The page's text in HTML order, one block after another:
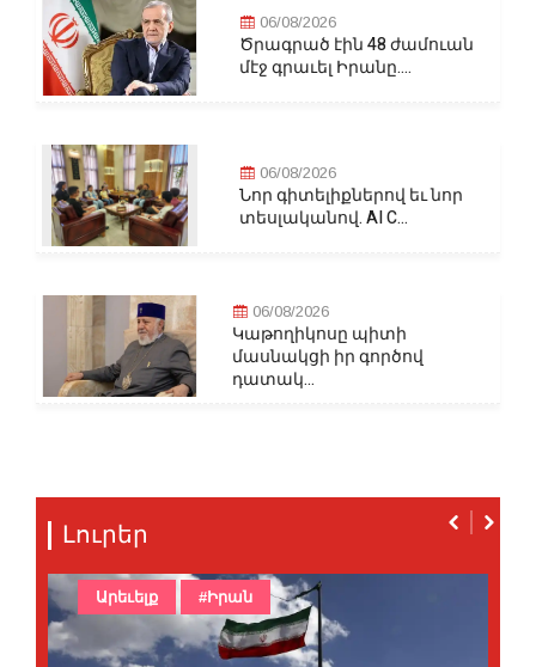
06/08/2026
Ծրագրած էին 48 ժամուան
մէջ գրաւել Իրանը....
06/08/2026
Նոր գիտելիքներով եւ նոր
տեսլականով. AI C...
06/08/2026
Կաթողիկոսը պիտի
մասնակցի իր գործով
դատակ...
Լուրեր
Արեւելք #Իրան